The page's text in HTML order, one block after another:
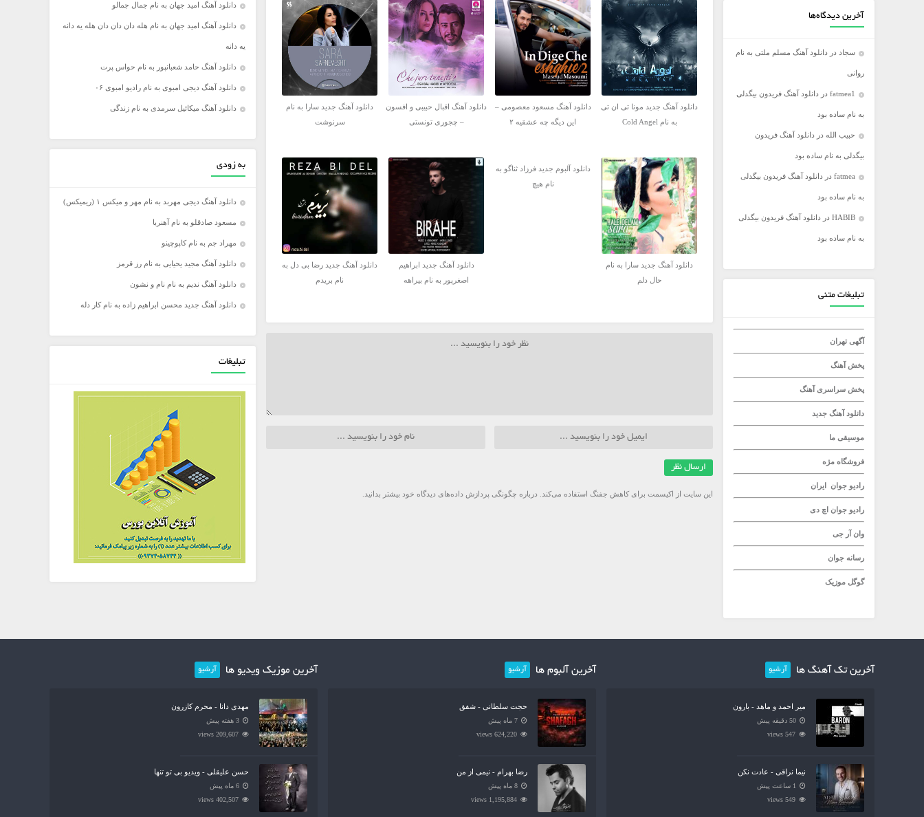
محسن ابراهیم زاده
محسن یگانه
محمد رضا گلزار
محمد علیزاده
مرتضی اشرفی
مرتضی سرمدی
مهدی جهانی
مهدی یغمایی
میثم ابراهیمی
میلاد راستاد
آخرین دیدگاه‌ها
سجاد در دانلود آهنگ مسلم ملتی به نام
روانی
fatmea1 در دانلود آهنگ فریدون بیگدلی
به نام ساده بود
حبیب الله در دانلود آهنگ فریدون
بیگدلی به نام ساده بود
fatmea در دانلود آهنگ فریدون بیگدلی
به نام ساده بود
HABIB در دانلود آهنگ فریدون بیگدلی
به نام ساده بود
تبلیغات متنی
آگهی تهران
پخش آهنگ
پخش سراسری آهنگ
دانلود آهنگ جدید
موسیقی ما
فروشگاه مژه
رادیو جوان ایران
رادیو جوان اچ دی
وان آر جی
رسانه جوان
گوگل موزیک
دانلود آهنگ جدید مونا تی ان تی
به نام Cold Angel
دانلود آهنگ مسعود معصومی –
این دیگه چه عشقیه ۲
دانلود آهنگ اقبال حبیبی و افسون
– چجوری تونستی
دانلود آهنگ جدید سارا به نام
سرنوشت
دانلود آهنگ جدید سارا به نام
حال دلم
دانلود آلبوم جدید فرزاد ثناگو به
نام هیچ
دانلود آهنگ جدید ابراهیم
اصغرپور به نام بیراهه
دانلود آهنگ جدید رضا بی دل به
نام بریدم
این سایت از اکیسمت برای کاهش جفنگ استفاده می‌کند. درباره چگونگی پردازش داده‌های دیدگاه خود بیشتر بدانید.
دانلود آهنگ امید جهان به نام جمال جمالو
دانلود آهنگ امید جهان به نام هله دان دان دان هله یه دانه
یه دانه
دانلود آهنگ حامد شعبانپور به نام حواس پرت
دانلود آهنگ دیجی امبوی به نام رادیو امبوی ۰۶
دانلود آهنگ میکائیل سرمدی به نام زندگی
به زودی
دانلود آهنگ دیجی مهربد به نام مهر و میکس ۱ (ریمیکس)
مسعود صادقلو به نام آهنربا
مهراد جم به نام کاپوچینو
دانلود آهنگ مجید یحیایی به نام رز قرمز
دانلود آهنگ ندیم به نام نام و نشون
دانلود آهنگ جدید محسن ابراهیم زاده به نام کار دله
تبلیغات
آخرین تک آهنگ ها آرشیو
میر احمد و ماهد - بارون
50 دقیقه پیش
547 views
نیما نراقی - عادت نکن
1 ساعت پیش
549 views
آخرین آلبوم ها آرشیو
حجت سلطانی - شفق
7 ماه پیش
624,220 views
رضا بهرام - نیمی از من
8 ماه پیش
1,195,884 views
آخرین موزیک ویدیو ها آرشیو
مهدی دانا - محرم کازرون
3 هفته پیش
209,607 views
حسن علیقلی - ویدیو بی تو تنها
6 ماه پیش
402,507 views